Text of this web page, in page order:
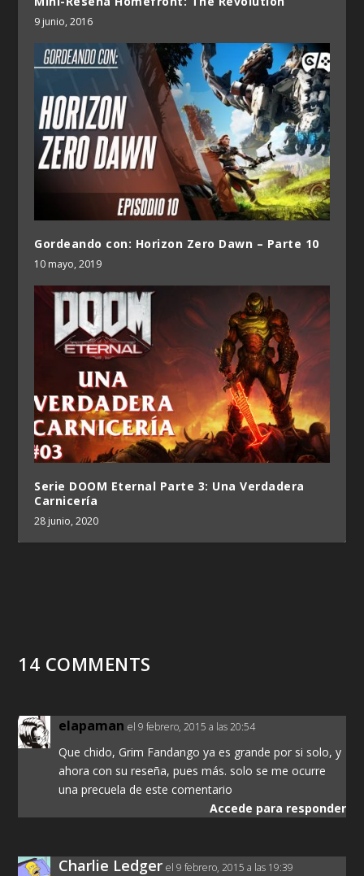
9 junio, 2016
Gordeando con: Horizon Zero Dawn – Parte 10
10 mayo, 2019
Serie DOOM Eternal Parte 3: Una Verdadera
Carnicería
28 junio, 2020
14 COMMENTS
elapaman el 9 febrero, 2015 a las 20:54
Que chido, Grim Fandango ya es grande por si solo, y
ahora con su reseña, pues más. solo se me ocurre
una precuela de este comentario
Accede para responder
Charlie Ledger el 9 febrero, 2015 a las 19:39